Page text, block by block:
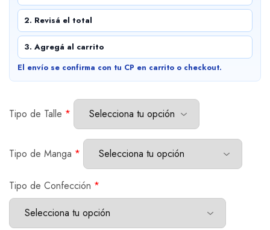
2. Revisá el total
3. Agregá al carrito
El envío se confirma con tu CP en carrito o checkout.
Tipo de Talle *
Tipo de Manga *
Tipo de Confección *